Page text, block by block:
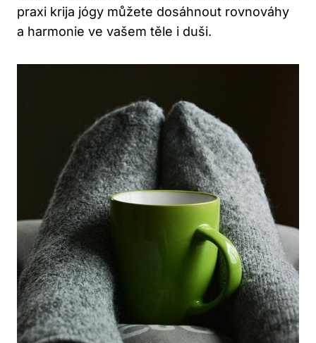
praxi krija jógy můžete dosáhnout rovnováhy
a harmonie ve⁤ vašem těle ⁣i duši.